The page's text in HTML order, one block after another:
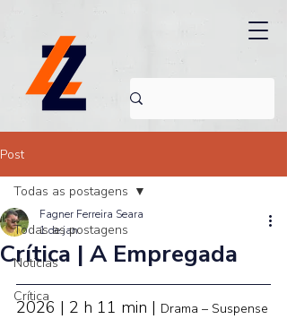
Post
Todas as postagens
Noticias
Crítica
Todas as postagens
Crítica | A Empregada
Fagner Ferreira Seara
1 de jan.
2026 | 2 h 11 min | Drama – Suspense